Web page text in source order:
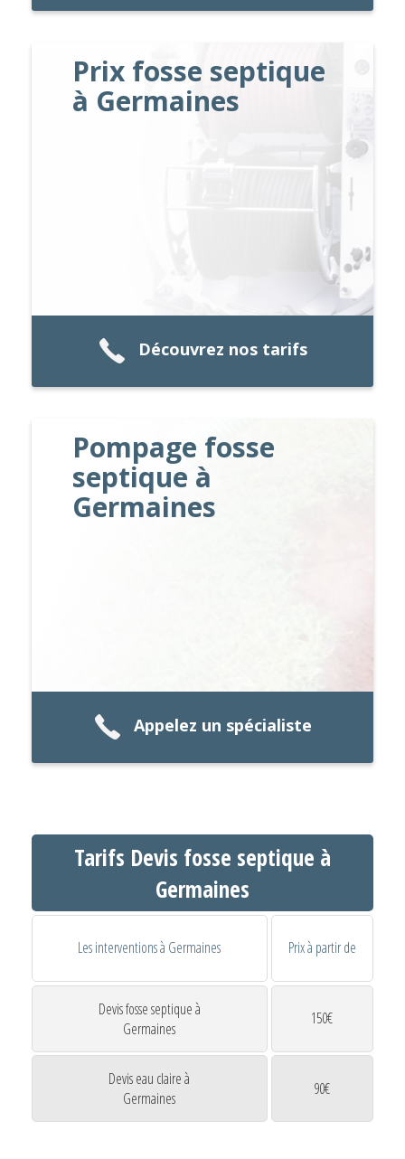
Prix fosse septique
à Germaines
Découvrez nos tarifs
Pompage fosse
septique à
Germaines
Appelez un spécialiste
Tarifs Devis fosse septique à
Germaines
Les interventions à Germaines Prix à partir de
Devis fosse septique à
Germaines
150€
Devis eau claire à
Germaines
90€